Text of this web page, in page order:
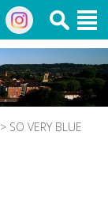
> SO VERY BLUE